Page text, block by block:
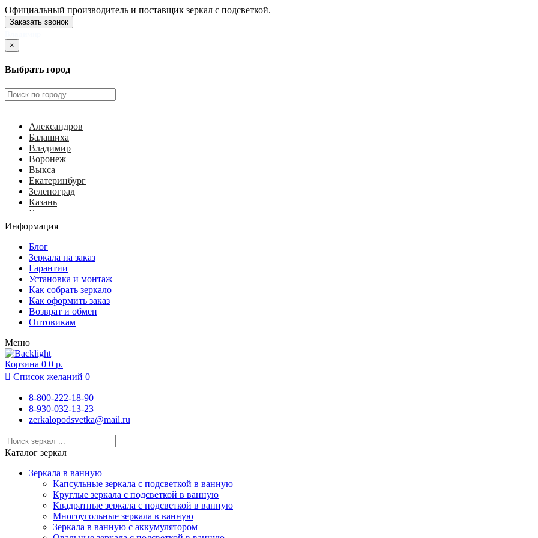
Официальный производитель и поставщик зеркал с подсветкой.
Заказать звонок
×
Выбрать город
Александров
Балашиха
Владимир
Воронеж
Выкса
Екатеринбург
Зеленоград
Казань
Калуга
Ковров
Королёв
Красногорск
Курск
Липецк
Москва
Московский
Муром
Нижний Новгород
Новосибирск
Подольск
Раменское
Реутов
Ростов-на-Дону
Санкт-Петербург
Севастополь
Сочи
Тамбов
Тула
Чебоксары
Ярославль
Информация
Блог
Зеркала на заказ
Гарантии
Установка и монтаж
Как собрать зеркало
Как оформить заказ
Возврат и обмен
Оптовикам
Меню
Корзина 0 0 р.
 Список желаний 0
8-800-222-18-90
8-930-032-13-23
zerkalopodsvetka@mail.ru
Каталог зеркал
Зеркала в ванную
Капсульные зеркала с подсветкой в ванную
Круглые зеркала с подсветкой в ванную
Квадратные зеркала с подсветкой в ванную
Многоугольные зеркала в ванную
Зеркала в ванную с аккумулятором